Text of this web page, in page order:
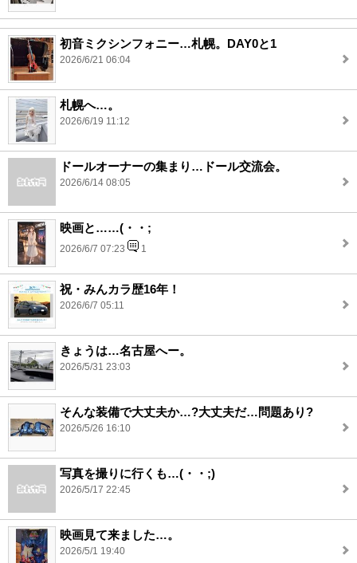
初音ミクシンフォニー…札幌。DAY0と1
2026/6/21 06:04
札幌へ…。
2026/6/19 11:12
ドールオーナーの集まり…ドール交流会。
2026/6/14 08:05
映画と……(・・;
2026/6/7 07:23 1
祝・みんカラ歴16年！
2026/6/7 05:11
きょうは…名古屋へー。
2026/5/31 23:03
そんな装備で大丈夫か…?大丈夫だ…問題あり?
2026/5/26 16:10
写真を撮りに行くも…(・・;)
2026/5/17 22:45
映画見て来ました…。
2026/5/1 19:40